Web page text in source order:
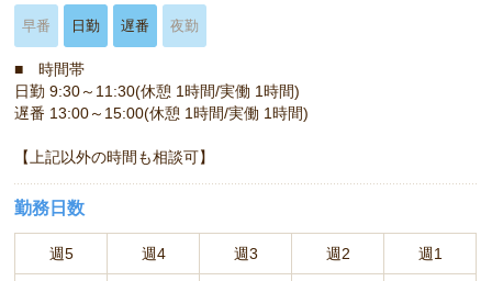
早番 日勤 遅番 夜勤
■ 時間帯
日勤 9:30～11:30(休憩 1時間/実働 1時間)
遅番 13:00～15:00(休憩 1時間/実働 1時間)
【上記以外の時間も相談可】
勤務日数
週5 週4 週3 週2 週1